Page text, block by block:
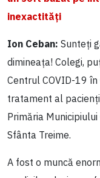
inexactități
Ion Ceban: Sunteți
dimineața! Colegi,
Centrul COVID-19
tratament al
Primăria
Sfânta Treime.
A fost o muncă